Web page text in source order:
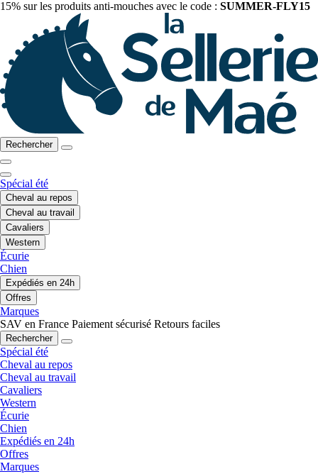
15% sur les produits anti-mouches avec le code : SUMMER-FLY15
Rechercher
Spécial été
Cheval au repos
Cheval au travail
Cavaliers
Western
Écurie
Chien
Expédiés en 24h
Offres
Marques
SAV en France Paiement sécurisé Retours faciles
Rechercher
Spécial été
Cheval au repos
Cheval au travail
Cavaliers
Western
Écurie
Chien
Expédiés en 24h
Offres
Marques